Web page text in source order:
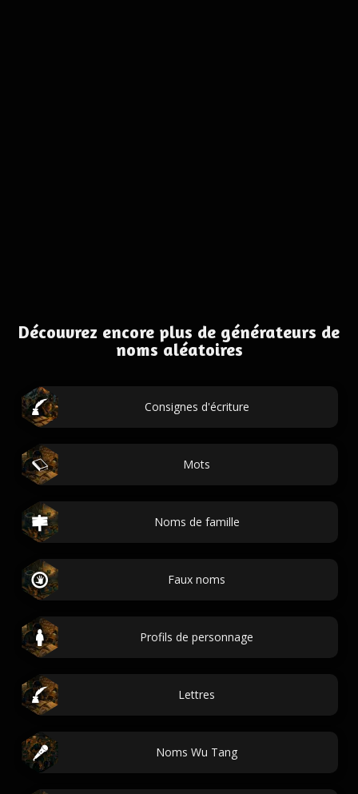
Découvrez encore plus de générateurs de
noms aléatoires
Consignes d'écriture
Mots
Noms de famille
Faux noms
Profils de personnage
Lettres
Noms Wu Tang